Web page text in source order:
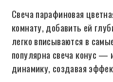
Свеча парафиновая
комнату, добавить ей
легко вписываются в
популярна свеча конус —
динамику, создавая